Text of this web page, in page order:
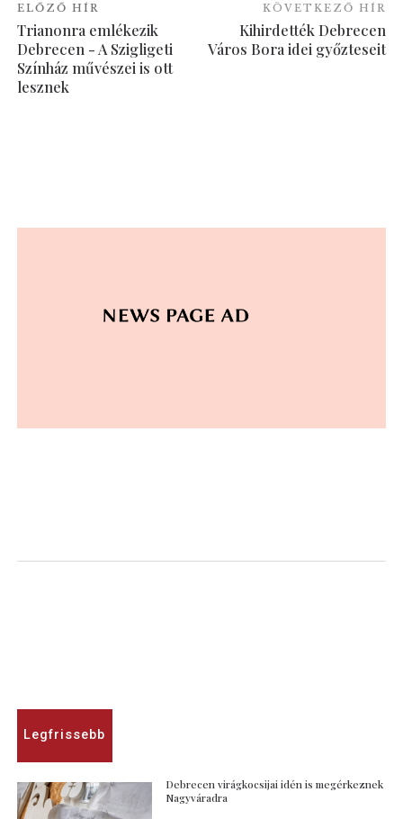
ELŐZŐ HÍR
Trianonra emlékezik
Debrecen - A Szigligeti
Színház művészei is ott
lesznek
KÖVETKEZŐ HÍR
Kihirdették Debrecen
Város Bora idei győzteseit
Legfrissebb
Debrecen virágkocsijai idén is megérkeznek
Nagyváradra